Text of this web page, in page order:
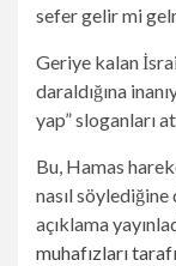
sefer gelir mi
Geriye kalan
daraldığına
yap” sloganları
Bu, Hamas
nasıl
açıklama
muhafızları